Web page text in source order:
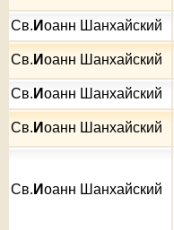
Св. Иоанн Шанхайский
Св. Иоанн Шанхайский
Св. Иоанн Шанхайский
Св. Иоанн Шанхайский
Св. Иоанн Шанхайский